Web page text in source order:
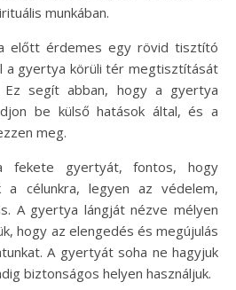
munkában.
előtt érdemes egy rövid tisztító
a gyertya körüli tér megtisztítását
Ez segít abban, hogy a gyertya
be külső hatások által, és a
meg.
fekete gyertyát, fontos, hogy
a célunkra, legyen az védelem,
A gyertya lángját nézve mélyen
hogy az elengedés és megújulás
A gyertyát soha ne hagyjuk
biztonságos helyen használjuk.